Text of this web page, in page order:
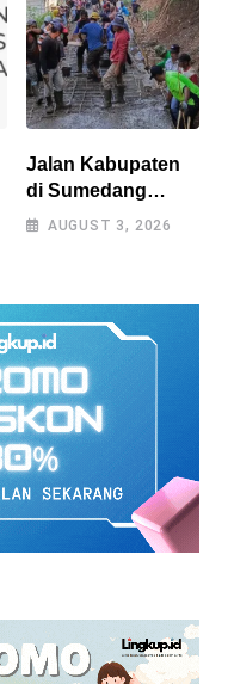
Jalan Kabupaten
di Sumedang
Diperbaiki Secara
AUGUST 3, 2026